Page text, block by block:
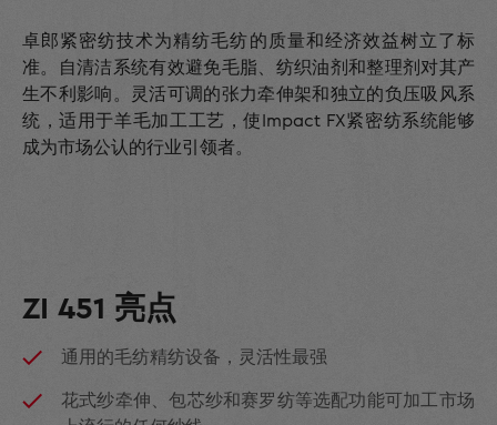
卓郎紧密纺技术为精纺毛纺的质量和经济效益树立了标
准。自清洁系统有效避免毛脂、纺织油剂和整理剂对其产
生不利影响。灵活可调的张力牵伸架和独立的负压吸风系
统，适用于羊毛加工工艺，使Impact FX紧密纺系统能够
成为市场公认的行业引领者。
ZI 451 亮点
通用的毛纺精纺设备，灵活性最强
花式纱牵伸、包芯纱和赛罗纺等选配功能可加工市场